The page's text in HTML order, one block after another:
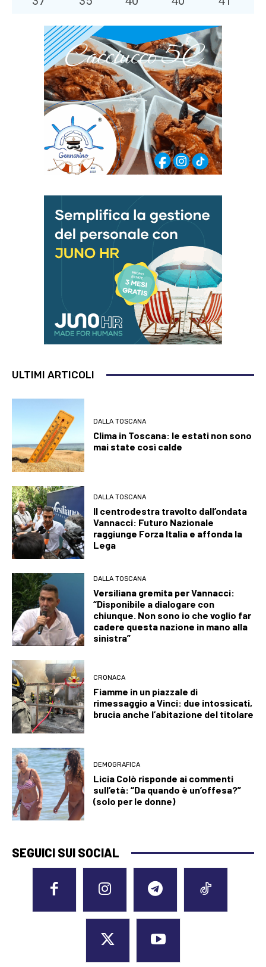
ULTIMI ARTICOLI
DALLA TOSCANA
Clima in Toscana: le estati non sono
mai state così calde
DALLA TOSCANA
Il centrodestra travolto dall’ondata
Vannacci: Futuro Nazionale
raggiunge Forza Italia e affonda la
Lega
DALLA TOSCANA
Versiliana gremita per Vannacci:
“Disponibile a dialogare con
chiunque. Non sono io che voglio far
cadere questa nazione in mano alla
sinistra”
CRONACA
Fiamme in un piazzale di
rimessaggio a Vinci: due intossicati,
brucia anche l’abitazione del titolare
DEMOGRAFICA
Licia Colò risponde ai commenti
sull’età: “Da quando è un’offesa?”
(solo per le donne)
SEGUICI SUI SOCIAL